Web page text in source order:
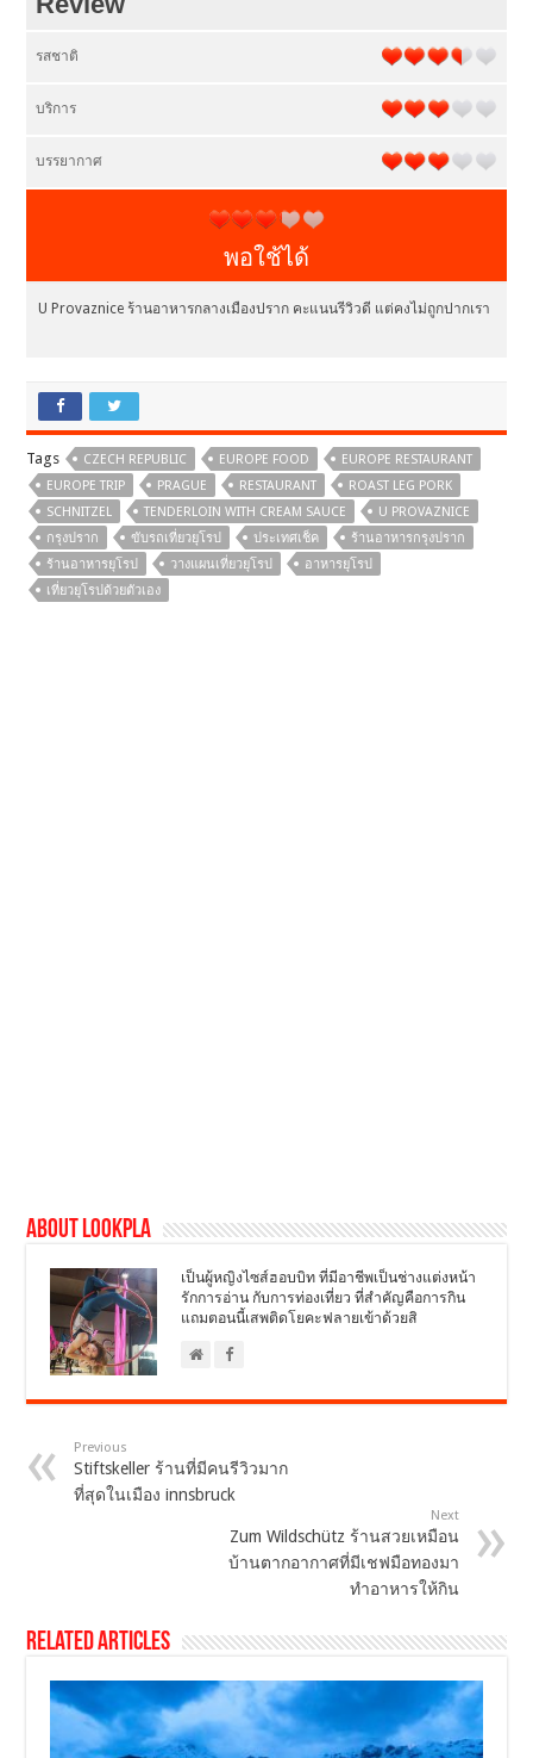
รสชาติ
บริการ
บรรยากาศ
พอใช้ได้
U Provaznice ร้านอาหารกลางเมืองปราก คะแนนรีวิวดี แต่คงไม่ถูกปากเรา
Tags CZECH REPUBLIC EUROPE FOOD
EUROPE RESTAURANT
EUROPE TRIP
PRAGUE RESTAURANT
ROAST LEG PORK
SCHNITZEL
TENDERLOIN WITH CREAM SAUCE
U PROVAZNICE
กรุงปราก
ขับรถเที่ยวยุโรป ประเทศเช็ค
ร้านอาหารกรุงปราก
ร้านอาหารยุโรป
วางแผนเที่ยวยุโรป
อาหารยุโรป
เที่ยวยุโรปด้วยตัวเอง
About LookPla
เป็นผู้หญิงไซส์ฮอบบิท ที่มีอาชีพเป็นช่างแต่งหน้า
รักการอ่าน กับการท่องเที่ยว ที่สำคัญคือการกิน
แถมตอนนี้เสพติดโยคะฟลายเข้าด้วยสิ
Previous
Stiftskeller ร้านที่มีคนรีวิวมาก
ที่สุดในเมือง innsbruck
Next
Zum Wildschütz ร้านสวยเหมือน
บ้านตากอากาศที่มีเชฟมือทองมา
ทำอาหารให้กิน
Related Articles